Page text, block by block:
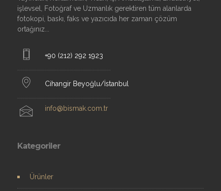
işlevsel, Fotoğraf ve Uzmanlık gerektiren tüm alanlarda
fotokopi, baskı, faks ve yazıcıda her zaman çözüm
ortağınız...
+90 (212) 292 1923
Cihangir Beyoğlu/İstanbul
info@bismak.com.tr
Kategoriler
Ürünler